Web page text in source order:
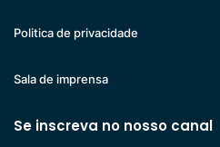
Politica de privacidade
Sala de imprensa
Se inscreva no nosso canal